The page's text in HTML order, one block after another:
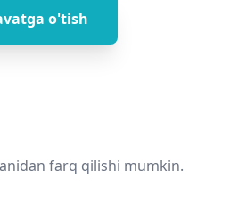
o'tish
farq qilishi mumkin.